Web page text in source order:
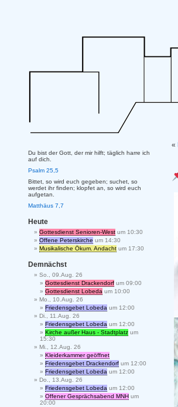
«
Du bist der Gott, der mir hilft; täglich harre ich
auf dich.
Psalm 25,5
Bittet, so wird euch gegeben; suchet, so
werdet ihr finden; klopfet an, so wird euch
aufgetan.
Matthäus 7,7
Heute
Gottesdienst Senioren-West um 10:30
Offene Peterskirche um 14:30
Musikalische Ökum. Andacht um 17:30
Demnächst
So., 09.Aug. 26
Gottesdienst Drackendorf um 09:00
Gottesdienst Lobeda um 10:00
Mo., 10.Aug. 26
Friedensgebet Lobeda um 12:00
Di., 11.Aug. 26
Friedensgebet Lobeda um 12:00
Kirche außer Haus - Stadtplatz um
15:30
Mi., 12.Aug. 26
Kleiderkammer geöffnet
Friedensgebet Drackendorf um 12:00
Friedensgebet Lobeda um 12:00
Do., 13.Aug. 26
Friedensgebet Lobeda um 12:00
Offener Gesprächsabend MNH um
20:00